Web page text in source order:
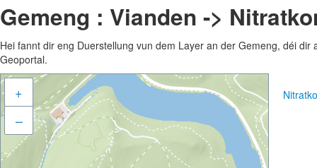
Gemeng : Vianden ->
Hei fannt dir eng Duerstellung vun dem Layer an der Gemeng, déi
Geoportal.
+
–